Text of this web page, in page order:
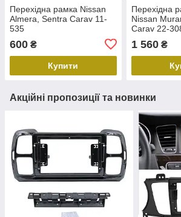
Перехідна рамка Nissan
Almera, Sentra Carav 11-
535
600 ₴
Купити
Перехідна
Nissan
Carav 22-
1 560₴
Акційні пропозиції та новинки